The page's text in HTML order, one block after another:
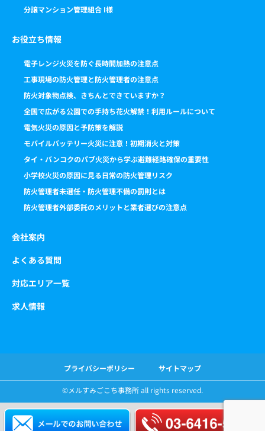
分譲マンション管理組合 I様
お役立ち情報
電子レンジ火災を防ぐ長時間加熱の注意点
工事現場の防火管理と防火管理者の注意点
防火対象物点検、きちんとできていますか？
全国で広がる公園での手持ち花火解禁！利用ルールについて
電気火災の原因と予防策を解説
モバイルバッテリー火災に注意！初期消火と対策
タイ・バンコクのパブ火災から学ぶ避難経路確保の重要性
小学校火災の原因に見る日常の防火管理リスク
防火管理者未選任・防火管理不備の罰則とは
防火管理者外部委託のメリットと業者選びの注意点
会社案内
よくある質問
対応エリア一覧
求人情報
プライバシーポリシー サイトマップ
©️メルすみごこち事務所 all rights reserved.